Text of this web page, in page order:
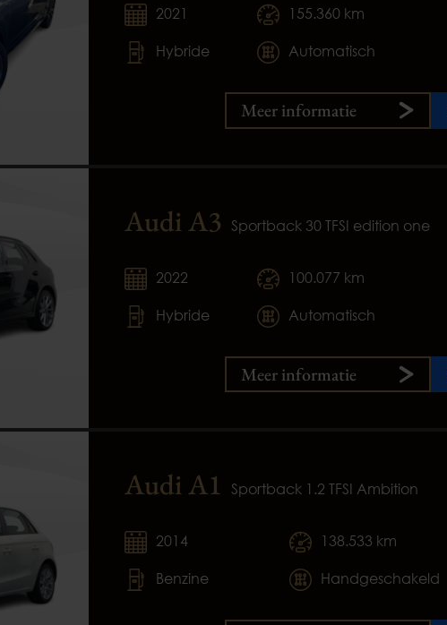
2021
Hybride
155.360 km
Automatisch
Meer informatie
Audi A3 Sportback 30 TFSI edition one
2022
Hybride
100.077 km
Automatisch
Meer informatie
Audi A1 Sportback 1.2 TFSI Ambition
2014
Benzine
138.533 km
Handgeschakeld